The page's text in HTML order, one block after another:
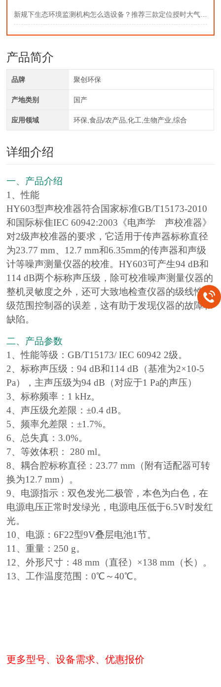
新规下生态环境监测机构怎么选设备？推荐三款定位授时大气采样器
产品简介
品牌 聚创环保
产地类别 国产
应用领域 环保,食品/农产品,化工,生物产业,综合
详细介绍
一、产品介绍
1、性能
HY603型声校准器符合国家标准GB/T15173-2010
和国际标隹IEC 60942:2003《电声学 声校准器》
对2级声校准器的要求，它适用于传声器标称直径
为23.77 mm、12.7 mm和6.35mm的传声器和声级
计等噪声测量仪器的校准。HY603可产生94 dB和
114 dB两个标称声压级，除可校准噪声测量仪器的
整机灵敏度之外，还可大致地检查仪器的级线性和
级范围控制器的误差，这有助于发现仪器的故障和
缺陷。
二、产品参数
1、性能等级：GB/T15173/ IEC 60942 2级。
2、标称声压级：94 dB和114 dB（基准为2×10-5
Pa），主声压级为94 dB（对应于1 Pa的声压）
3、标称频率：1 kHz。
4、声压级允差限：±0.4 dB。
5、频率允差限：±1.7%。
6、总失真：3.0%。
7、等效体积： 280 ml。
8、耦合腔标称直径：23.77 mm（附有适配器可转
换为12.7 mm）。
9、电源指示：双色发光二极管，本色为白色，在
电源电压正常时发绿光，电源电压低于6.5V时发红
光。
10、电源：6F22型9V叠层电池1节。
11、重量：250 g。
12、外形尺寸：48 mm（直径）×138 mm（长）。
13、工作温度范围：0℃～40℃。
更多型号、设备需求、优惠报价